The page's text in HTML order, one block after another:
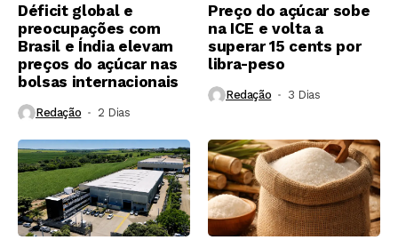
Déficit global e
preocupações com
Brasil e Índia elevam
preços do açúcar nas
bolsas internacionais
Redação 2 Dias ⁮
Preço do açúcar sobe
na ICE e volta a
superar 15 cents por
libra-peso
Redação 3 Dias ⁮